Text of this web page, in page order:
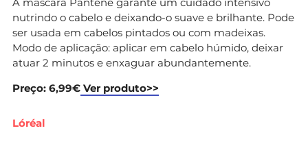
A máscara Pantene garante um cuidado intensivo
nutrindo o cabelo e deixando-o suave e brilhante. Pode
ser usada em cabelos pintados ou com madeixas.
Modo de aplicação: aplicar em cabelo húmido, deixar
atuar 2 minutos e enxaguar abundantemente.
Preço: 6,99€ Ver produto>>
Lóréal